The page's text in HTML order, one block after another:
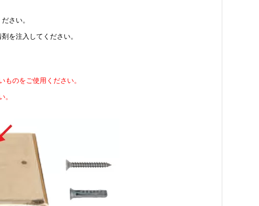
さい。
を注入してください。
のをご使用ください。
。